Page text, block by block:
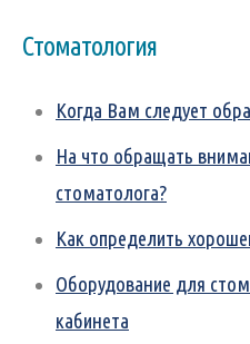
Стоматология
Когда Вам следует
На что обращать
стоматолога?
Как определить
Оборудование для
кабинета